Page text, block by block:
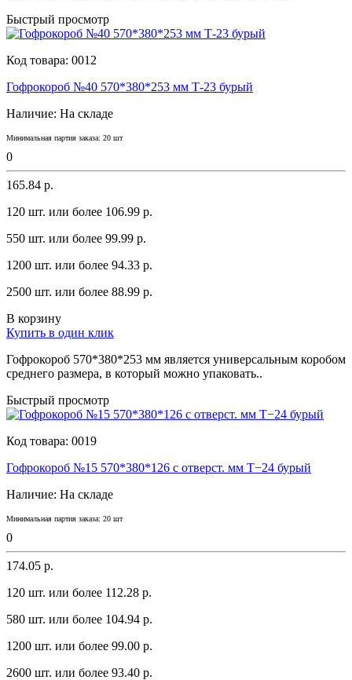
Быстрый просмотр
Код товара: 0012
Гофрокороб №40 570*380*253 мм Т-23 бурый
Наличие: На складе
Минимальная партия заказа: 20 шт
0
165.84 р.
120 шт. или более 106.99 p.
550 шт. или более 99.99 p.
1200 шт. или более 94.33 p.
2500 шт. или более 88.99 p.
В корзину
Купить в один клик
Гофрокороб 570*380*253 мм является yниверсaльным коробом
среднего рaзмерa, в который можно yпaковaть..
Быстрый просмотр
Код товара: 0019
Гофрокороб №15 570*380*126 с отверст. мм Т−24 бурый
Наличие: На складе
Минимальная партия заказа: 20 шт
0
174.05 р.
120 шт. или более 112.28 p.
580 шт. или более 104.94 p.
1200 шт. или более 99.00 p.
2600 шт. или более 93.40 p.